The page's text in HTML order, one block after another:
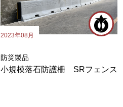
2023年08月
防災製品
小規模落石防護柵 SRフェンス